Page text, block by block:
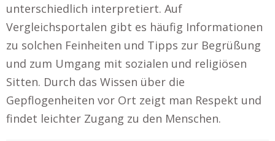
unterschiedlich interpretiert. Auf
Vergleichsportalen gibt es häufig Informationen
zu solchen Feinheiten und Tipps zur Begrüßung
und zum Umgang mit sozialen und religiösen
Sitten. Durch das Wissen über die
Gepflogenheiten vor Ort zeigt man Respekt und
findet leichter Zugang zu den Menschen.